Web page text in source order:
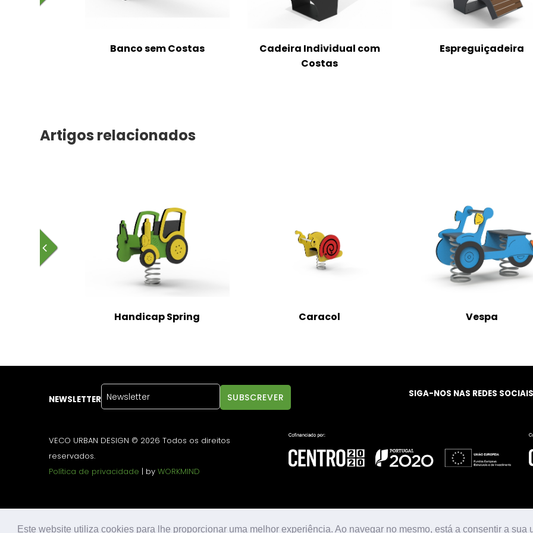
Este website utiliza cookies para lhe proporcionar uma melhor experiência. Ao navegar no mesmo, está a consentir a sua
Banco sem Costas
Cadeira Individual com
Costas
Espreguiçadeira
Artigos relacionados
Handicap Spring Caracol Vespa
NEWSLETTER
SIGA-NOS NAS REDES SOCIAIS
VECO URBAN DESIGN © 2026 Todos os direitos
reservados.
Política de privacidade | byWORKMIND